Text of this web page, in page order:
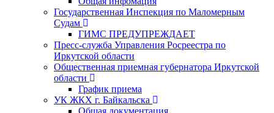
Государственная Инспекция по Маломерным
Судам
ГИМС ПРЕДУПРЕЖДАЕТ
Пресс-служба Управления Росреестра по
Иркутской области
Общественная приемная губернатора Иркутской
области
График приема
УК ЖКХ г. Байкальска
Общая документация